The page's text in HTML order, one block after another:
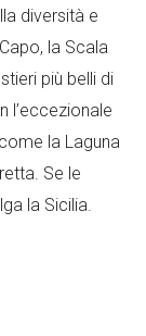
diversità e
la Scala
più belli di
l’eccezionale
la Laguna
Se le
la Sicilia.